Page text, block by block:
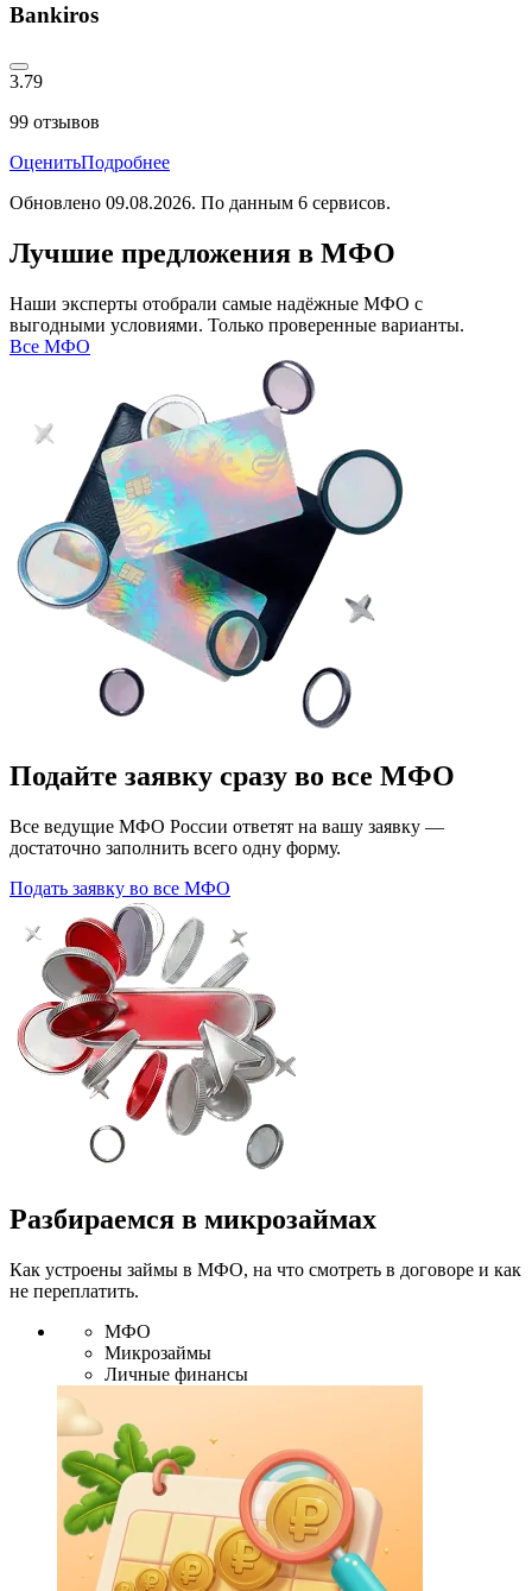
Bankiros
3.79
99 отзывов
ОценитьПодробнее
Обновлено 09.08.2026. По данным 6 сервисов.
Лучшие предложения в МФО
Наши эксперты отобрали самые надёжные МФО с
выгодными условиями. Только проверенные варианты.
Все МФО
Подайте заявку сразу во все МФО
Все ведущие МФО России ответят на вашу заявку —
достаточно заполнить всего одну форму.
Подать заявку во все МФО
Разбираемся в микрозаймах
Как устроены займы в МФО, на что смотреть в договоре и как
не переплатить.
МФО
Микрозаймы
Личные финансы